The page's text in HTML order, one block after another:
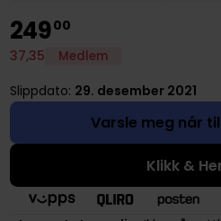
24900
37,35 Medlem
Slippdato: 29. desember 2021
Varsle meg når
Klikk &